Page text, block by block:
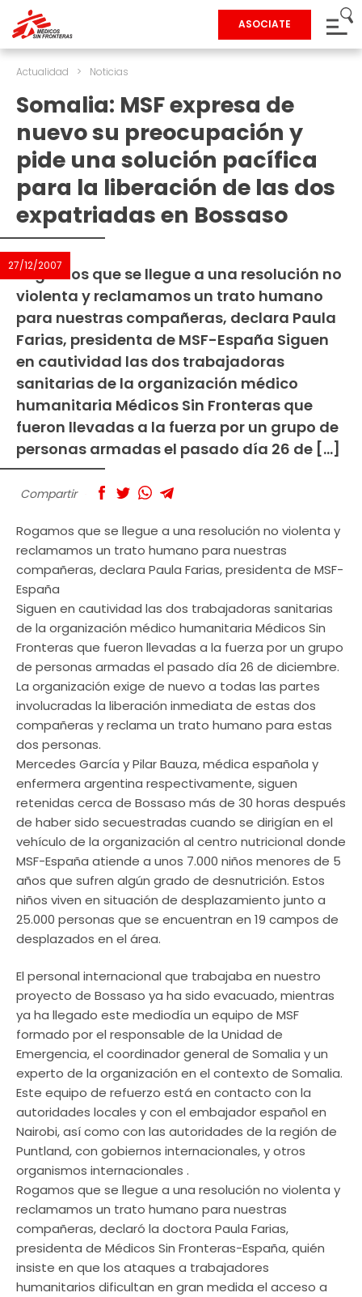
ASOCIATE
Actualidad > Noticias
Somalia: MSF expresa de
nuevo su preocupación y
pide una solución pacífica
para la liberación de las dos
expatriadas en Bossaso
27/12/2007
Rogamos que se llegue a una resolución no
violenta y reclamamos un trato humano
para nuestras compañeras, declara Paula
Farias, presidenta de MSF-España Siguen
en cautividad las dos trabajadoras
sanitarias de la organización médico
humanitaria Médicos Sin Fronteras que
fueron llevadas a la fuerza por un grupo de
personas armadas el pasado día 26 de […]
Compartir
Rogamos que se llegue a una resolución no violenta y
reclamamos un trato humano para nuestras
compañeras, declara Paula Farias, presidenta de MSF-
España
Siguen en cautividad las dos trabajadoras sanitarias
de la organización médico humanitaria Médicos Sin
Fronteras que fueron llevadas a la fuerza por un grupo
de personas armadas el pasado día 26 de diciembre.
La organización exige de nuevo a todas las partes
involucradas la liberación inmediata de estas dos
compañeras y reclama un trato humano para estas
dos personas.
Mercedes García y Pilar Bauza, médica española y
enfermera argentina respectivamente, siguen
retenidas cerca de Bossaso más de 30 horas después
de haber sido secuestradas cuando se dirigían en el
vehículo de la organización al centro nutricional donde
MSF-España atiende a unos 7.000 niños menores de 5
años que sufren algún grado de desnutrición. Estos
niños viven en situación de desplazamiento junto a
25.000 personas que se encuentran en 19 campos de
desplazados en el área.
El personal internacional que trabajaba en nuestro
proyecto de Bossaso ya ha sido evacuado, mientras
ya ha llegado este mediodía un equipo de MSF
formado por el responsable de la Unidad de
Emergencia, el coordinador general de Somalia y un
experto de la organización en el contexto de Somalia.
Este equipo de refuerzo está en contacto con la
autoridades locales y con el embajador español en
Nairobi, así como con las autoridades de la región de
Puntland, con gobiernos internacionales, y otros
organismos internacionales .
Rogamos que se llegue a una resolución no violenta y
reclamamos un trato humano para nuestras
compañeras, declaró la doctora Paula Farias,
presidenta de Médicos Sin Fronteras-España, quién
insiste en que los ataques a trabajadores
humanitarios dificultan en gran medida el acceso a